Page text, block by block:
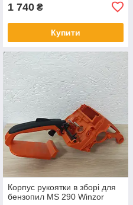
1 740 ₴
Купити
Корпус рукоятки в зборі для
бензопил MS 290 Winzor